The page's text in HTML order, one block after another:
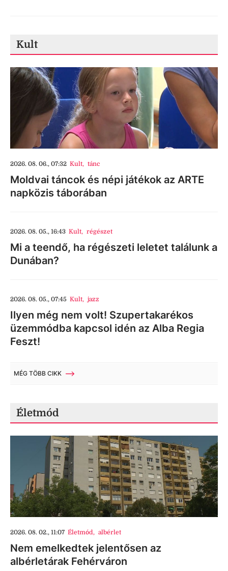
Kult
2026. 08. 06., 07:32 Kult, tánc
Moldvai táncok és népi játékok az ARTE
napközis táborában
2026. 08. 05., 16:43 Kult, régészet
Mi a teendő, ha régészeti leletet találunk a
Dunában?
2026. 08. 05., 07:45 Kult, jazz
Ilyen még nem volt! Szupertakarékos
üzemmódba kapcsol idén az Alba Regia
Feszt!
MÉG TÖBB CIKK
Életmód
2026. 08. 02., 11:07 Életmód, albérlet
Nem emelkedtek jelentősen az
albérletárak Fehérváron